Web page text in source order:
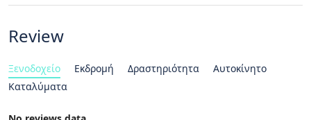
Review
Ξενοδοχείο Εκδρομή Δραστηριότητα
Αυτοκίνητο
Καταλύματα